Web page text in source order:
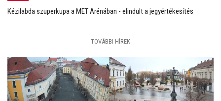
Kézilabda szuperkupa a MET Arénában - elindult a jegyértékesítés
TOVÁBBI HÍREK